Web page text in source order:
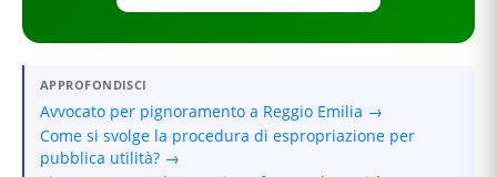
APPROFONDISCI
Avvocato per pignoramento a Reggio Emilia →
Come si svolge la procedura di espropriazione per
pubblica utilità? →